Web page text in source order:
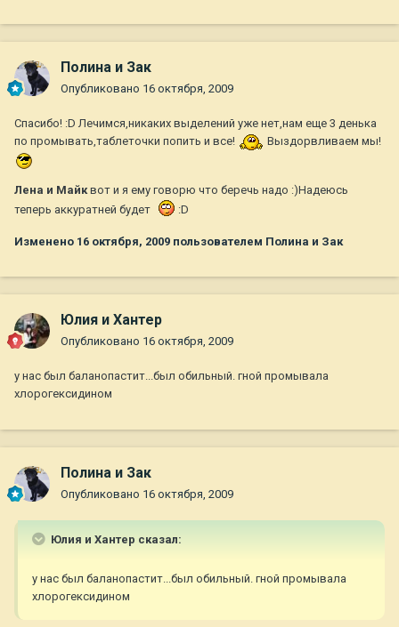
Полина и Зак
Опубликовано 16 октября, 2009
Спасибо! :D Лечимся,никаких выделений уже нет,нам еще 3 денька
по промывать,таблеточки попить и все!
Выздорвливаем мы!
Лена и Майк вот и я ему говорю что беречь надо :)Надеюсь
теперь аккуратней будет
:D
Изменено 16 октября, 2009 пользователем Полина и Зак
Юлия и Хантер
Опубликовано 16 октября, 2009
у нас был баланопастит...был обильный. гной промывала
хлорогексидином
Полина и Зак
Опубликовано 16 октября, 2009
Юлия и Хантер сказал:
у нас был баланопастит...был обильный. гной промывала
хлорогексидином